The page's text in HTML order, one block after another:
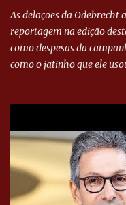
As delações da Odebrecht
reportagem na edição
como despesas da
como o jatinho que ele
Executiva Nacional do
texto também põe fim a
revista que o codinome
empreiteira refere-se ao
Alckmin (PSDB) —